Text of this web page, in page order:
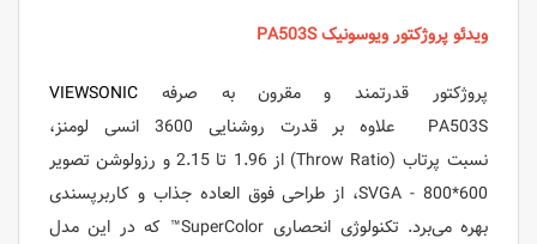
ویدئو پروژکتور ویوسونیک PA503S
پروژکتور قدرتمند و مقرون به صرفه VIEWSONIC
PA503S
علاوه بر قدرت روشنایی 3600 انسی لومنز،
نسبت پرتاب (Throw Ratio) از 1.96 تا 2.15 و رزولوشن تصویر
SVGA - 800*600، از طراحی فوق العاده جذاب و کاربرپسندی
بهره می‌برد. تکنولوژی انحصاری SuperColor™ که در این مدل